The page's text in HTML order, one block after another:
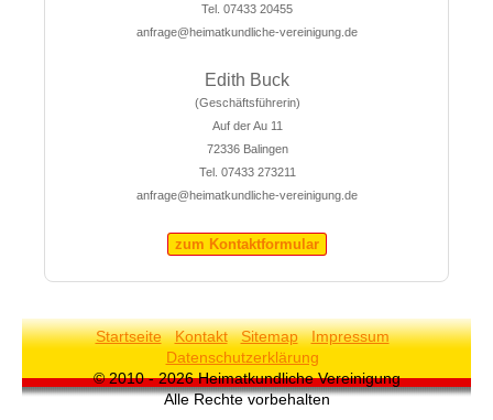
Tel. 07433 20455
anfrage@heimatkundliche-vereinigung.de
Edith Buck
(Geschäftsführerin)
Auf der Au 11
72336 Balingen
Tel. 07433 273211
anfrage@heimatkundliche-vereinigung.de
zum Kontaktformular
Startseite Kontakt Sitemap
Impressum
Datenschutzerklärung
© 2010 - 2026 Heimatkundliche Vereinigung
Alle Rechte vorbehalten